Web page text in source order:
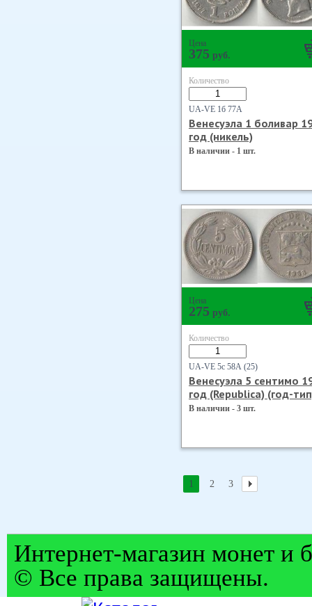
Цена
375 руб.
Количество
UA-VE 1б 77А
Венесуэла 1 боливар
год (никель)
В наличии - 1 шт.
Цена
275 руб.
Количество
UA-VE 5с 58А (25)
Венесуэла 5 сентимо
год (Republica) (год-
В наличии - 3 шт.
1 2 3
Интернет-магазин монет и
© Все права защищены.